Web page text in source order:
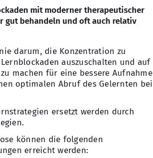
mit moderner therapeutischer
gut behandeln und oft auch relativ
darum, die Konzentration zu
auszuschalten und auf
machen für eine bessere Aufnahme
optimalen Abruf des Gelernten bei
ersetzt werden durch
können die folgenden
erreicht werden: